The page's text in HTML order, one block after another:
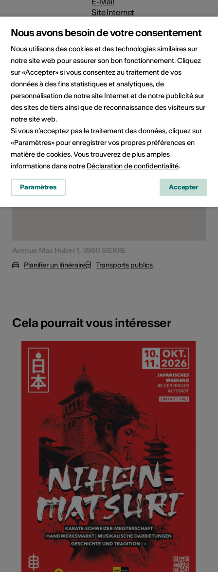
Site Internet
Domaine
Type d'événement
Film / projection
Classe d'âge
Tout public
Lieu de l'événement
Avenue Max Huber 1, 3960 SIERRE
Planifier un itinéraire
Transports publics
Cela pourrait vous intéresser
Nous avons besoin de votre consentement
Nous utilisons des cookies et des technologies similaires sur
notre site web pour assurer son bon fonctionnement. Cliquez
sur «Accepter» si vous consentez au traitement de vos
données à des fins statistiques et analytiques, de
personnalisation de notre site Internet et de notre publicité sur
des sites de tiers ainsi que de reconnaissance des visiteurs sur
notre site web.
Si vous n’acceptez pas le traitement des données, cliquez sur
«Paramètres» pour enregistrer vos propres préférences en
matière de cookies. Vous trouverez de plus amples
informations dans notre Déclaration de confidentialité.
Paramètres Accepter